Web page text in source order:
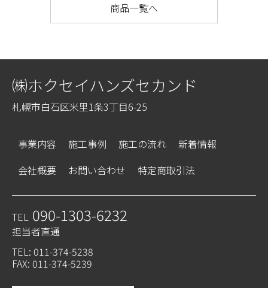
商品一覧へ
㈱ホクセイハンズセカンド
札幌市白石区米里1条3丁目6-25
事業内容 施工事例 施工の流れ
新着情報
会社概要
お問い合わせ 特定商取引法
TEL 090-1303-6232
担当者直通
TEL: 011-374-5238
FAX: 011-374-5239